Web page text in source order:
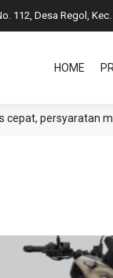
Desa Regol, Kec. Garut Kota,
HOME
persyaratan